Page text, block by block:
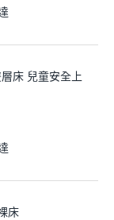
床 兒童安全上
床